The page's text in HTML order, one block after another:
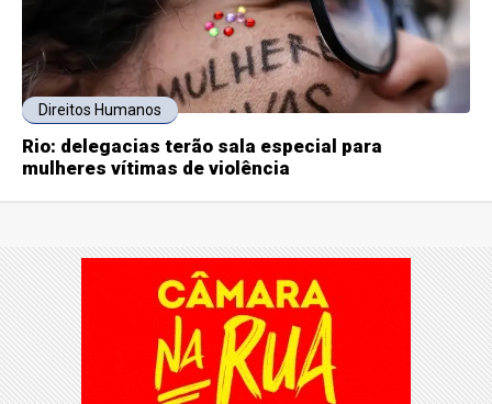
Direitos Humanos
Rio: delegacias terão sala especial para
mulheres vítimas de violência